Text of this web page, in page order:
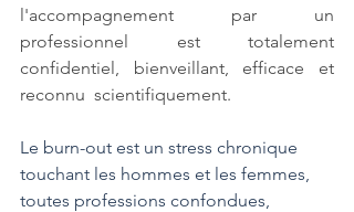
l'accompagnement par un
professionnel est totalement
confidentiel, bienveillant, efficace et
reconnu  scientifiquement.
Le burn-out est un stress chronique
touchant les hommes et les femmes,
toutes professions confondues,